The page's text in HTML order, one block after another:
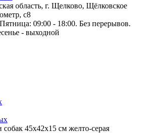
область, г. Щелково, Щёлковское
с8
09:00 - 18:00. Без перерывов.
- выходной
45х42х15 см желто-серая